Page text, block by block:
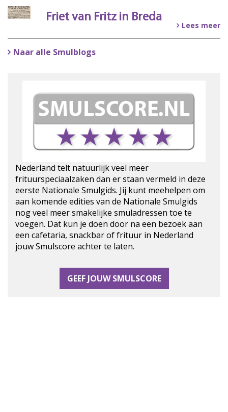
Friet van Fritz in Breda
Lees meer
Naar alle Smulblogs
Nederland telt natuurlijk veel meer
frituurspeciaalzaken dan er staan vermeld in deze
eerste Nationale Smulgids. Jij kunt meehelpen om
aan komende edities van de Nationale Smulgids
nog veel meer smakelijke smuladressen toe te
voegen. Dat kun je doen door na een bezoek aan
een cafetaria, snackbar of frituur in Nederland
jouw Smulscore achter te laten.
GEEF JOUW SMULSCORE